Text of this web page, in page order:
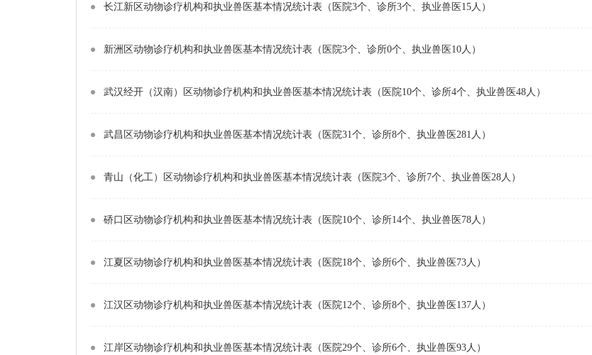
长江新区动物诊疗机构和执业兽医基本情况统计表（医院3个、诊所3个、执业兽医15人）
新洲区动物诊疗机构和执业兽医基本情况统计表（医院3个、诊所0个、执业兽医10人）
武汉经开（汉南）区动物诊疗机构和执业兽医基本情况统计表（医院10个、诊所4个、执业兽医48人）
武昌区动物诊疗机构和执业兽医基本情况统计表（医院31个、诊所8个、执业兽医281人）
青山（化工）区动物诊疗机构和执业兽医基本情况统计表（医院3个、诊所7个、执业兽医28人）
硚口区动物诊疗机构和执业兽医基本情况统计表（医院10个、诊所14个、执业兽医78人）
江夏区动物诊疗机构和执业兽医基本情况统计表（医院18个、诊所6个、执业兽医73人）
江汉区动物诊疗机构和执业兽医基本情况统计表（医院12个、诊所8个、执业兽医137人）
江岸区动物诊疗机构和执业兽医基本情况统计表（医院29个、诊所6个、执业兽医93人）